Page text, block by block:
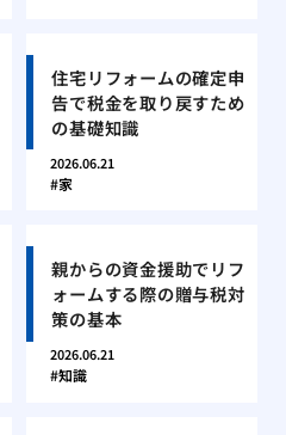
住宅リフォームの確定申
告で税金を取り戻すため
の基礎知識
2026.06.21
家
親からの資金援助でリフ
ォームする際の贈与税対
策の基本
2026.06.21
知識